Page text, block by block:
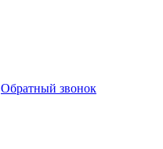
Обратный звонок